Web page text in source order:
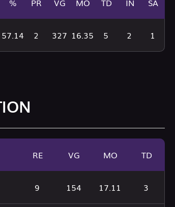
% PR VG MO TD IN SA
57.14 2 327 16.35 5 2 1
RE VG MO TD
9 154 17.11 3